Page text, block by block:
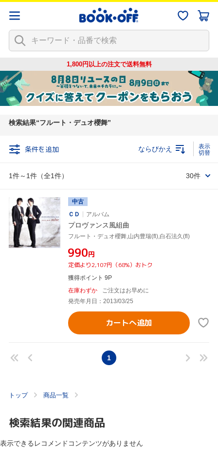
1,800円以上の注文で送料無料
検索結果 フルート・デュオ櫻舞
条件を追加
1件～1件（全1件）
ならびかえ
30件
中古
ＣＤ
アルバム
プロヴァンス風組曲
フルート・デュオ櫻舞,山内豊瑞(fl),白石法久(fl)
¥990円
定価より2,107円（68%）おトク
獲得ポイント 9P
在庫わずか
ご注文はお早めに
発売年月日：2013/03/25
カートへ追加
1
トップ 商品一覧
検索結果の関連商品
表示できるレコメンドコンテンツがありません